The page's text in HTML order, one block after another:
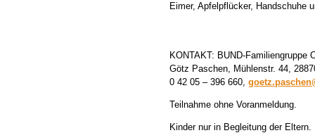
Eimer, Apfelpflücker, Handschuhe
KONTAKT: BUND-Familiengruppe
Götz Paschen, Mühlenstr. 44,
0 42 05 – 396 660,
Teilnahme ohne Voranmeldung.
Kinder nur in Begleitung der Eltern.